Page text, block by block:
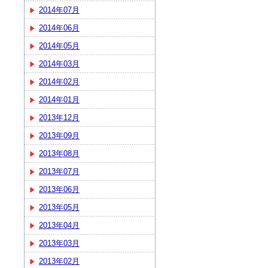
2014年07月
2014年06月
2014年05月
2014年03月
2014年02月
2014年01月
2013年12月
2013年09月
2013年08月
2013年07月
2013年06月
2013年05月
2013年04月
2013年03月
2013年02月